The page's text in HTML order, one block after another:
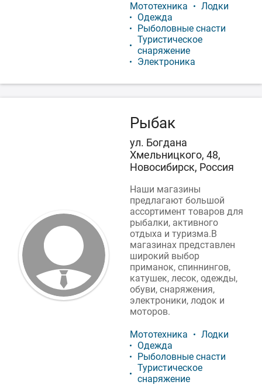
Мототехника
Лодки
Одежда
Рыболовные снасти
Туристическое
снаряжение
Электроника
Рыбак
ул. Богдана
Хмельницкого, 48,
Новосибирск, Россия
Наши магазины
предлагают большой
ассортимент товаров для
рыбалки, активного
отдыха и туризма.В
магазинах представлен
широкий выбор
приманок, спиннингов,
катушек, лесок, одежды,
обуви, снаряжения,
электроники, лодок и
моторов.
Мототехника
Лодки
Одежда
Рыболовные снасти
Туристическое
снаряжение